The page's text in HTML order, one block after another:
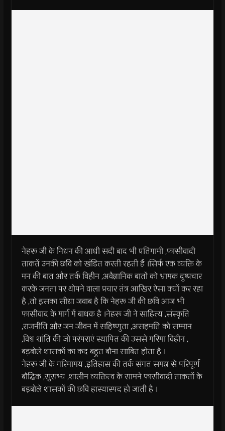
नेहरू जी के निधन की आधी सदी बाद भी प्रतिगामी ,फासीवादी
ताकतें उनकी छवि को खंडित करती रहती हैं ।सिर्फ एक व्यक्ति के
मन की बात और तर्क विहीन ,अवैज्ञानिक बातों को भ्रामक दुष्प्रचार
करके जनता पर थोपने वाला प्रचार तंत्र आखिर ऐसा क्यों कर रहा
है ,तो इसका सीधा जवाब है कि नेहरू जी की छवि आज भी
फासीवाद के मार्ग में बाधक है ।नेहरू जी ने साहित्य ,संस्कृति
,राजनीति और जन जीवन में सहिष्णुता ,असहमति को सम्मान
,विश्व शांति की जो परंपराएं स्थापित की उससे गरिमा विहीन ,
बड़बोले शासकों का कद बहुत बौना साबित होता है ।
नेहरू जी के गरिमामय ,इतिहास की तर्क संगत समझ से परिपूर्ण
बौद्धिक ,सुसभ्य ,शालीन व्यक्तित्व के सामने फासीवादी ताकतों के
बड़बोले शासकों की छवि हास्यास्पद हो जाती है ।